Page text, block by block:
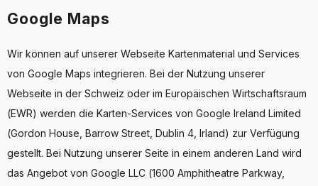
Google Maps
Wir können auf unserer Webseite Kartenmaterial und Services
von Google Maps integrieren. Bei der Nutzung unserer
Webseite in der Schweiz oder im Europäischen Wirtschaftsraum
(EWR) werden die Karten-Services von Google Ireland Limited
(Gordon House, Barrow Street, Dublin 4, Irland) zur Verfügung
gestellt. Bei Nutzung unserer Seite in einem anderen Land wird
das Angebot von Google LLC (1600 Amphitheatre Parkway,